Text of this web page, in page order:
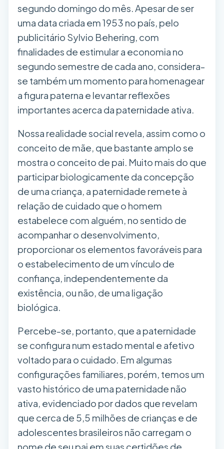
segundo domingo do mês. Apesar de ser
uma data criada em 1953 no país, pelo
publicitário Sylvio Behering, com
finalidades de estimular a economia no
segundo semestre de cada ano, considera-
se também um momento para homenagear
a figura paterna e levantar reflexões
importantes acerca da paternidade ativa.
Nossa realidade social revela, assim como o
conceito de mãe, que bastante amplo se
mostra o conceito de pai. Muito mais do que
participar biologicamente da concepção
de uma criança, a paternidade remete à
relação de cuidado que o homem
estabelece com alguém, no sentido de
acompanhar o desenvolvimento,
proporcionar os elementos favoráveis para
o estabelecimento de um vínculo de
confiança, independentemente da
existência, ou não, de uma ligação
biológica.
Percebe-se, portanto, que a paternidade
se configura num estado mental e afetivo
voltado para o cuidado. Em algumas
configurações familiares, porém, temos um
vasto histórico de uma paternidade não
ativa, evidenciado por dados que revelam
que cerca de 5,5 milhões de crianças e de
adolescentes brasileiros não carregam o
nome de seu pai em suas certidões de